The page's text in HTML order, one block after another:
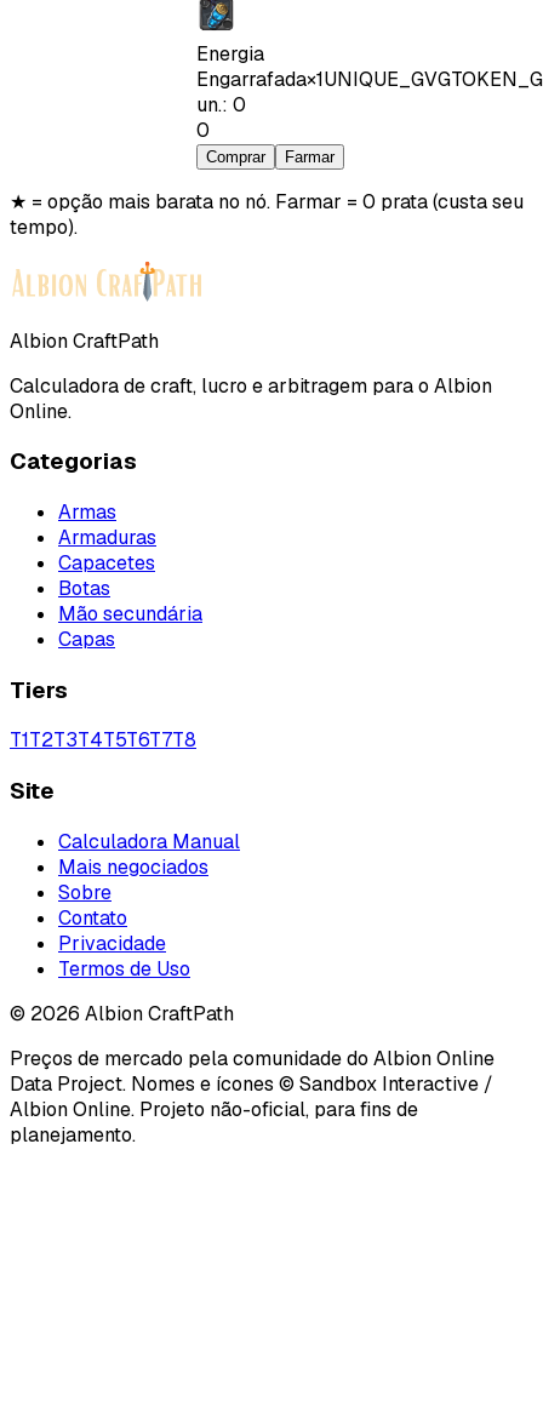
Energia
Engarrafada×1
un.: 0
0
Comprar Farmar
★ = opção mais barata no nó. Farmar = 0 prata (custa seu
tempo).
Albion CraftPath
Calculadora de craft, lucro e arbitragem para o Albion
Online.
Categorias
Armas
Armaduras
Capacetes
Botas
Mão secundária
Capas
Tiers
T1T2T3T4T5T6T7T8
Site
Calculadora Manual
Mais negociados
Sobre
Contato
Privacidade
Termos de Uso
© 2026 Albion CraftPath
Preços de mercado pela comunidade do Albion Online
Data Project. Nomes e ícones © Sandbox Interactive /
Albion Online. Projeto não-oficial, para fins de
planejamento.